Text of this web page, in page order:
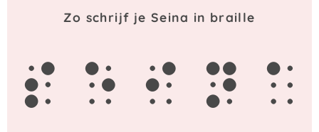
Zo schrijf je Seina in braille
s e i n a